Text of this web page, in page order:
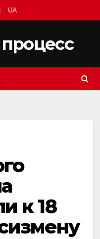
UA
к 18